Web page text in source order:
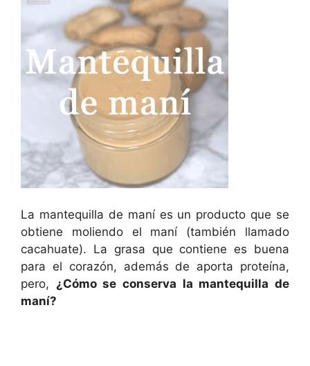
La mantequilla de maní es un producto que se
obtiene moliendo el maní (también llamado
cacahuate). La grasa que contiene es buena
para el corazón, además de aporta proteína,
pero, ¿Cómo se conserva la mantequilla de
maní?